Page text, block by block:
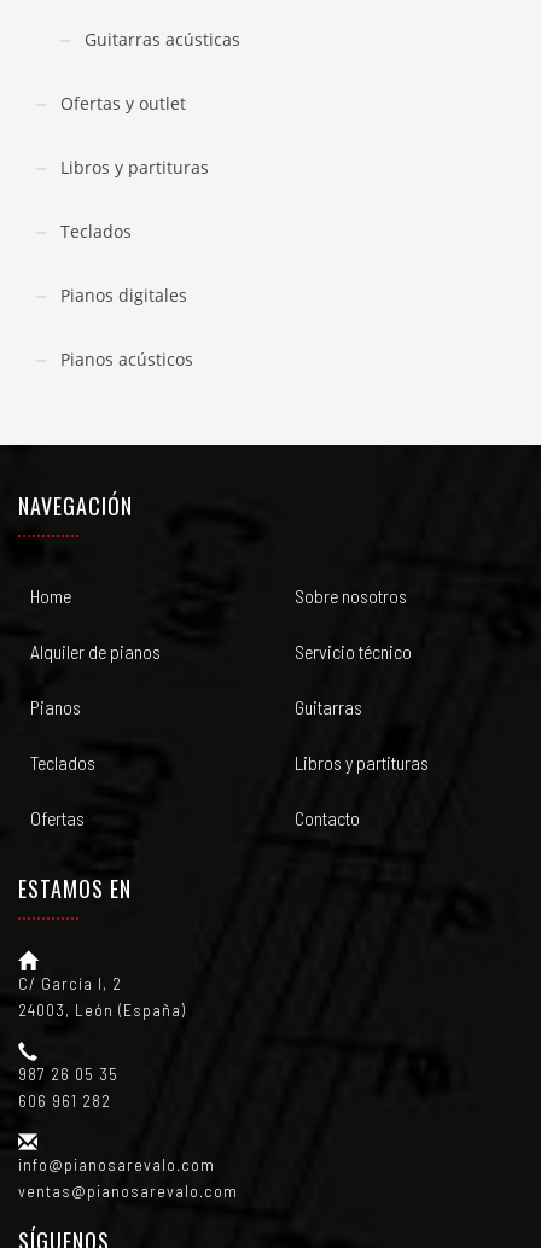
Guitarras acústicas
Ofertas y outlet
Libros y partituras
Teclados
Pianos digitales
Pianos acústicos
NAVEGACIÓN
Home Sobre nosotros
Alquiler de pianos Servicio técnico
Pianos Guitarras
Teclados Libros y partituras
Ofertas Contacto
ESTAMOS EN
C/ García I, 2
24003, León (España)
987 26 05 35
606 961 282
info@pianosarevalo.com
ventas@pianosarevalo.com
SÍGUENOS